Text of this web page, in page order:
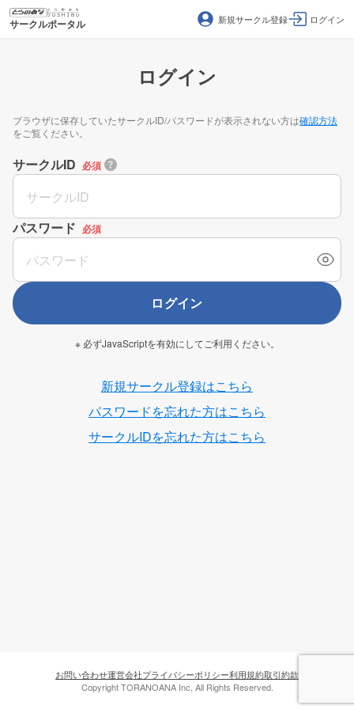
サークルポータル 新規サークル登録 ログイン
ログイン
ブラウザに保存していたサークルID/パスワードが表示されない方は確認方法
をご覧ください。
サークルID 必須
パスワード 必須
ログイン
※ 必ずJavaScriptを有効にしてご利用ください。
新規サークル登録はこちら
パスワードを忘れた方はこちら
サークルIDを忘れた方はこちら
お問い合わせ運営会社プライバシーポリシー利用規約取引約款
Copyright TORANOANA Inc, All Rights Reserved.